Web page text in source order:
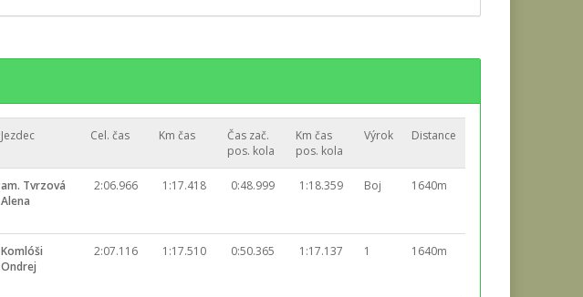
Jezdec Cel. čas Km čas
Čas zač.
pos. kola
Km čas
pos. kola
Výrok Distance
am. Tvrzová
Alena
2:06.966 1:17.418 0:48.999 1:18.359 Boj 1640m
Komlóši
Ondrej
2:07.116 1:17.510 0:50.365 1:17.137 1 1640m